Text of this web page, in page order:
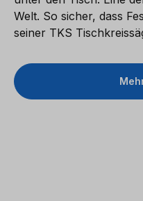
Welt. So sicher, dass
seiner TKS